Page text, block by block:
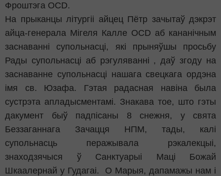
Фроштэга OCD.
На прыканцы літургіі айцец Пётр зачытаў дэкрэт
айца-генерала Мігеля Калле OCD аб кананічным
заснаванні супольнасці, які прыняўшы просьбу
Рады супольнасці аб рэгуляванні , даў згоду на
заснаванне супольнасці нашага свецкага ордэна
імя св. Юзафа. Гэтая радасная навіна была
сустрэта апладысментамі. Знакава тое, што гэты
дакумент быў падпісаны 8 снежня, у свята
Беззаганнага Зачацця НПМ, тады, калі
супольнасць перажывала рэкалекцыі,
знаходзячыся ў Санктуарыі Маці Божай
Шкаалернай у Гудагаі. О Марыя, дапамажы нам і